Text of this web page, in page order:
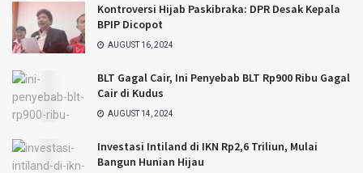
Kontroversi Hijab Paskibraka: DPR Desak Kepala
BPIP Dicopot
AUGUST 16, 2024
BLT Gagal Cair, Ini Penyebab BLT Rp900 Ribu Gagal
Cair di Kudus
AUGUST 14, 2024
Investasi Intiland di IKN Rp2,6 Triliun, Mulai
Bangun Hunian Hijau